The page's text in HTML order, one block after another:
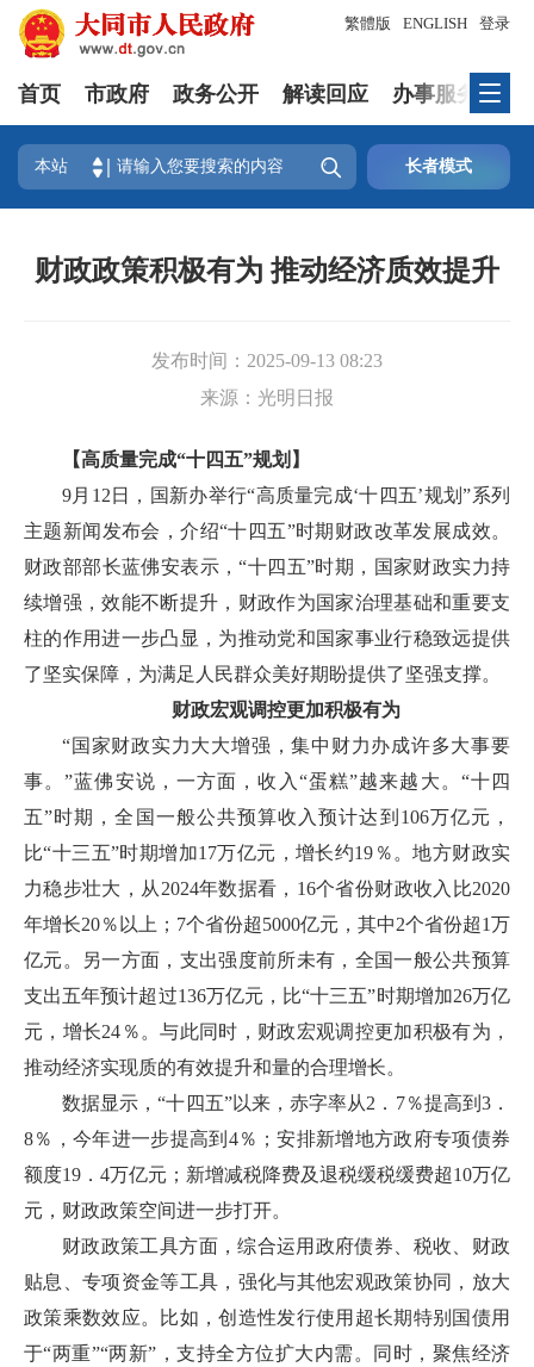
登录
繁體版 ENGLISH
首页 市政府 政务公开 解读回应 办事服务
本站  长者模式
财政政策积极有为 推动经济质效提升
发布时间： 2025-09-13 08:23
来源： 光明日报
【高质量完成“十四五”规划】
9月12日，国新办举行“高质量完成‘十四五’规划”系列
主题新闻发布会，介绍“十四五”时期财政改革发展成效。
财政部部长蓝佛安表示，“十四五”时期，国家财政实力持
续增强，效能不断提升，财政作为国家治理基础和重要支
柱的作用进一步凸显，为推动党和国家事业行稳致远提供
了坚实保障，为满足人民群众美好期盼提供了坚强支撑。
财政宏观调控更加积极有为
“国家财政实力大大增强，集中财力办成许多大事要
事。”蓝佛安说，一方面，收入“蛋糕”越来越大。“十四
五”时期，全国一般公共预算收入预计达到106万亿元，
比“十三五”时期增加17万亿元，增长约19％。地方财政实
力稳步壮大，从2024年数据看，16个省份财政收入比2020
年增长20％以上；7个省份超5000亿元，其中2个省份超1万
亿元。另一方面，支出强度前所未有，全国一般公共预算
支出五年预计超过136万亿元，比“十三五”时期增加26万亿
元，增长24％。与此同时，财政宏观调控更加积极有为，
推动经济实现质的有效提升和量的合理增长。
数据显示，“十四五”以来，赤字率从2．7％提高到3．
8％，今年进一步提高到4％；安排新增地方政府专项债券
额度19．4万亿元；新增减税降费及退税缓税缓费超10万亿
元，财政政策空间进一步打开。
财政政策工具方面，综合运用政府债券、税收、财政
贴息、专项资金等工具，强化与其他宏观政策协同，放大
政策乘数效应。比如，创造性发行使用超长期特别国债用
于“两重”“两新”，支持全方位扩大内需。同时，聚焦经济